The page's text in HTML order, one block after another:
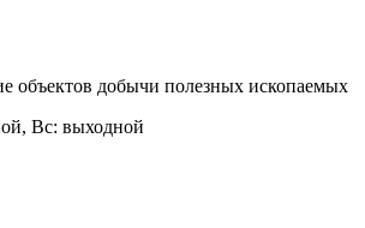
объектов добычи полезных ископаемых
Вс: выходной